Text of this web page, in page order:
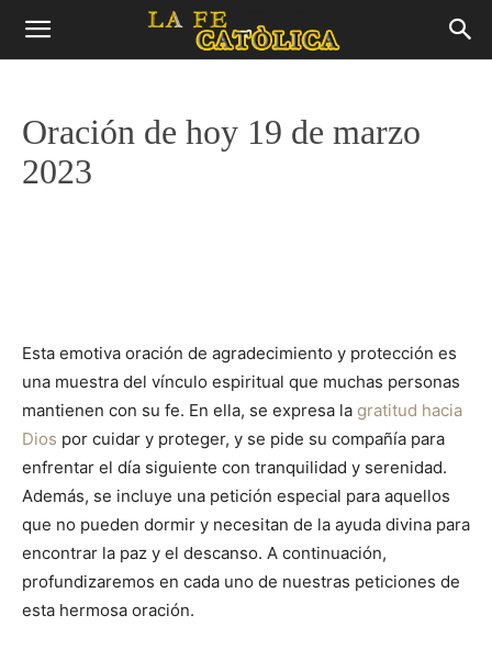
Oración de hoy 19 de marzo
2023
Esta emotiva oración de agradecimiento y protección es
una muestra del vínculo espiritual que muchas personas
mantienen con su fe. En ella, se expresa la gratitud hacia
Dios por cuidar y proteger, y se pide su compañía para
enfrentar el día siguiente con tranquilidad y serenidad.
Además, se incluye una petición especial para aquellos
que no pueden dormir y necesitan de la ayuda divina para
encontrar la paz y el descanso. A continuación,
profundizaremos en cada uno de nuestras peticiones de
esta hermosa oración.